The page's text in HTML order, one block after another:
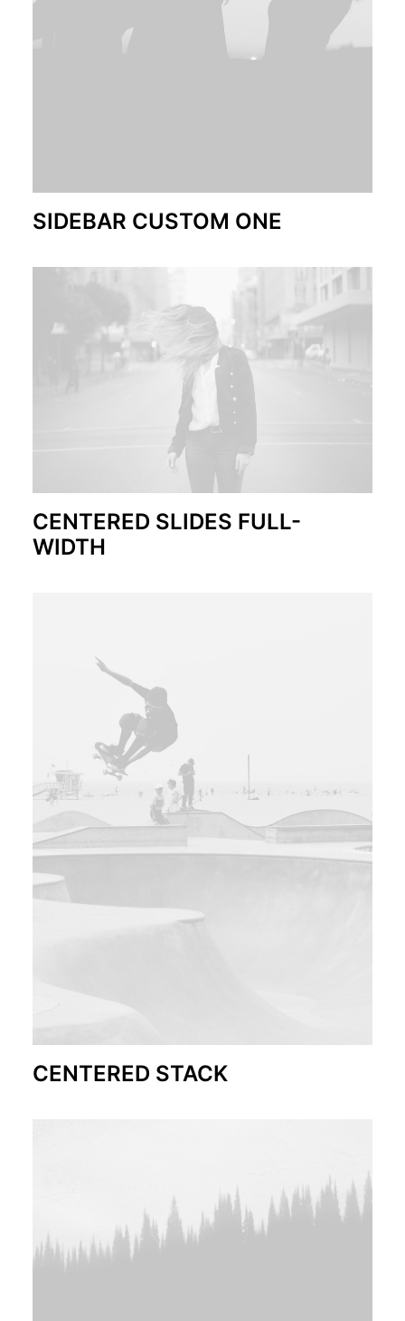
SIDEBAR CUSTOM ONE
CENTERED SLIDES FULL-
WIDTH
CENTERED STACK